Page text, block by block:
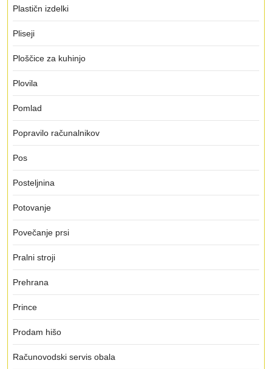
Plastičn izdelki
Pliseji
Ploščice za kuhinjo
Plovila
Pomlad
Popravilo računalnikov
Pos
Posteljnina
Potovanje
Povečanje prsi
Pralni stroji
Prehrana
Prince
Prodam hišo
Računovodski servis obala